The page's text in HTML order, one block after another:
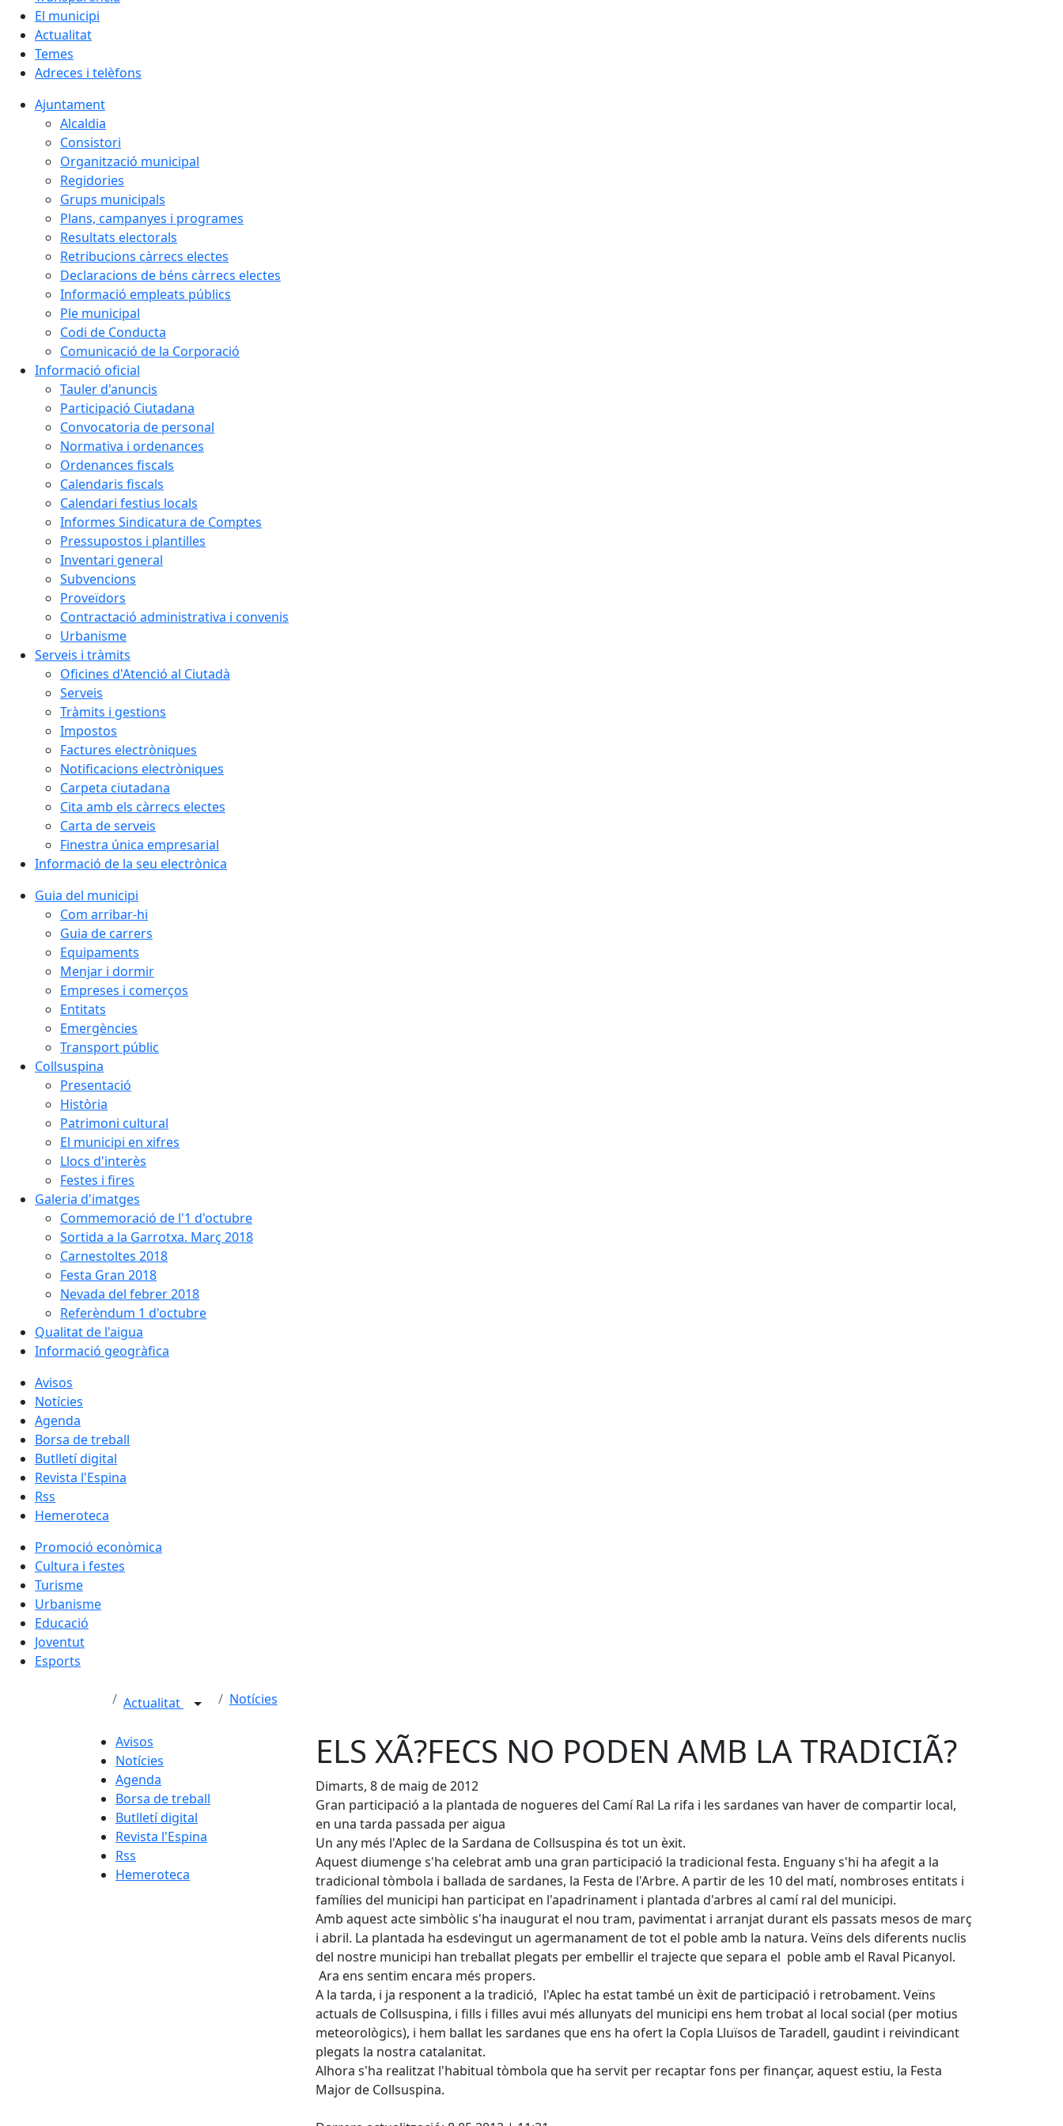
El municipi
Actualitat
Temes
Adreces i telèfons
Ajuntament
Alcaldia
Consistori
Organització municipal
Regidories
Grups municipals
Plans, campanyes i programes
Resultats electorals
Retribucions càrrecs electes
Declaracions de béns càrrecs electes
Informació empleats públics
Ple municipal
Codi de Conducta
Comunicació de la Corporació
Informació oficial
Tauler d'anuncis
Participació Ciutadana
Convocatoria de personal
Normativa i ordenances
Ordenances fiscals
Calendaris fiscals
Calendari festius locals
Informes Sindicatura de Comptes
Pressupostos i plantilles
Inventari general
Subvencions
Proveïdors
Contractació administrativa i convenis
Urbanisme
Serveis i tràmits
Oficines d'Atenció al Ciutadà
Serveis
Tràmits i gestions
Impostos
Factures electròniques
Notificacions electròniques
Carpeta ciutadana
Cita amb els càrrecs electes
Carta de serveis
Finestra única empresarial
Informació de la seu electrònica
Guia del municipi
Com arribar-hi
Guia de carrers
Equipaments
Menjar i dormir
Empreses i comerços
Entitats
Emergències
Transport públic
Collsuspina
Presentació
Història
Patrimoni cultural
El municipi en xifres
Llocs d'interès
Festes i fires
Galeria d'imatges
Commemoració de l'1 d'octubre
Sortida a la Garrotxa. Març 2018
Carnestoltes 2018
Festa Gran 2018
Nevada del febrer 2018
Referèndum 1 d'octubre
Qualitat de l'aigua
Informació geogràfica
Avisos
Notícies
Agenda
Borsa de treball
Butlletí digital
Revista l'Espina
Rss
Hemeroteca
Promoció econòmica
Cultura i festes
Turisme
Urbanisme
Educació
Joventut
Esports
Actualitat Notícies
Avisos
Notícies
Agenda
Borsa de treball
Butlletí digital
Revista l'Espina
Rss
Hemeroteca
ELS XÃ?FECS NO PODEN AMB LA TRADICIÃ?
Dimarts, 8 de maig de 2012
Gran participació a la plantada de nogueres del Camí Ral La rifa i les sardanes van haver de compartir local,
en una tarda passada per aigua
Un any més l'Aplec de la Sardana de Collsuspina és tot un èxit.
Aquest diumenge s'ha celebrat amb una gran participació la tradicional festa. Enguany s'hi ha afegit a la
tradicional tòmbola i ballada de sardanes, la Festa de l'Arbre. A partir de les 10 del matí, nombroses entitats i
famílies del municipi han participat en l'apadrinament i plantada d'arbres al camí ral del municipi.
Amb aquest acte simbòlic s'ha inaugurat el nou tram, pavimentat i arranjat durant els passats mesos de març
i abril. La plantada ha esdevingut un agermanament de tot el poble amb la natura. Veïns dels diferents nuclis
del nostre municipi han treballat plegats per embellir el trajecte que separa el poble amb el Raval Picanyol.
Ara ens sentim encara més propers.
A la tarda, i ja responent a la tradició, l'Aplec ha estat també un èxit de participació i retrobament. Veïns
actuals de Collsuspina, i fills i filles avui més allunyats del municipi ens hem trobat al local social (per motius
meteorològics), i hem ballat les sardanes que ens ha ofert la Copla Lluïsos de Taradell, gaudint i reivindicant
plegats la nostra catalanitat.
Alhora s'ha realitzat l'habitual tòmbola que ha servit per recaptar fons per finançar, aquest estiu, la Festa
Major de Collsuspina.